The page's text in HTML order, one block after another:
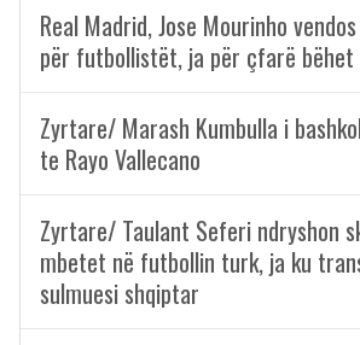
Real Madrid, Jose Mourinho
për futbollistët, ja për çfarë
Zyrtare/ Marash Kumbulla i
te Rayo Vallecano
Zyrtare/ Taulant Seferi ndryshon
mbetet në futbollin turk, ja ku
sulmuesi shqiptar